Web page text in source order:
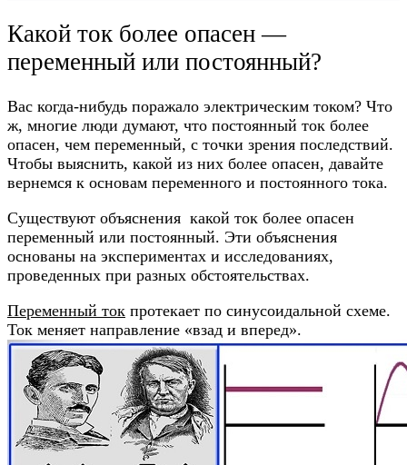
Какой ток более опасен —
переменный или постоянный?
Вас когда-нибудь поражало электрическим током? Что
ж, многие люди думают, что постоянный ток более
опасен, чем переменный, с точки зрения последствий.
Чтобы выяснить, какой из них более опасен, давайте
вернемся к основам переменного и постоянного тока.
Существуют объяснения какой ток более опасен
переменный или постоянный. Эти объяснения
основаны на экспериментах и исследованиях,
проведенных при разных обстоятельствах.
Переменный ток протекает по синусоидальной схеме.
Ток меняет направление «взад и вперед».